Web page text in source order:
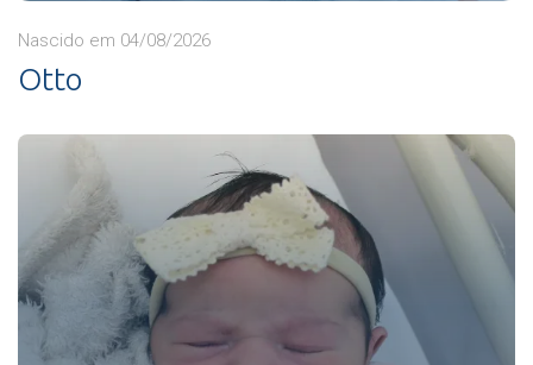
Nascido em 04/08/2026
Otto